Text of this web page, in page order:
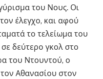
του Νους. Οι
έλεγχο, και αφού
το τελείωμα του
δεύτερο γκολ στο
του Ντουντού, ο
Αθανασίου στον